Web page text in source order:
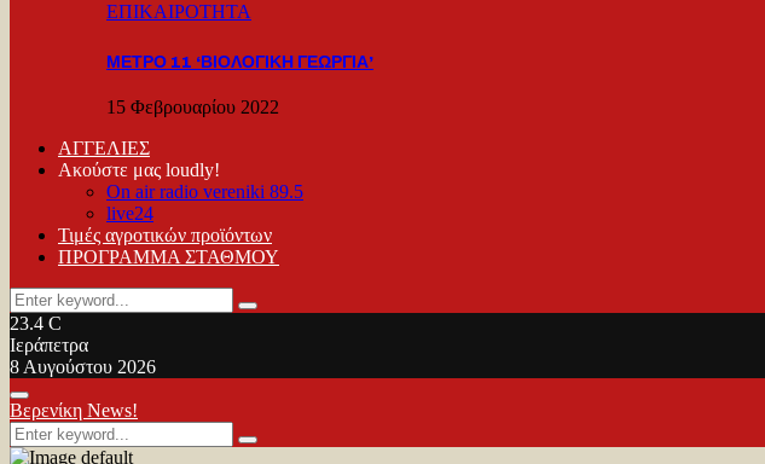
ΕΠΙΚΑΙΡΟΤΗΤΑ
ΜΕΤΡΟ 11 ‘ΒΙΟΛΟΓΙΚΗ ΓΕΩΡΓΙΑ’
15 Φεβρουαρίου 2022
ΑΓΓΕΛΙΕΣ
Ακούστε μας loudly!
On air radio vereniki 89.5
live24
Τιμές αγροτικών προϊόντων
ΠΡΟΓΡΑΜΜΑ ΣΤΑΘΜΟΥ
Search
for:
Search
23.4 C
Ιεράπετρα
8 Αυγούστου 2026
Facebook
Twitter
Youtube
Primary
Menu
Βερενίκη News!
Search
for:
Search